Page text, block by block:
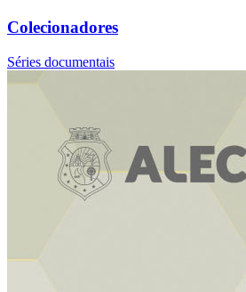
Colecionadores
Séries documentais